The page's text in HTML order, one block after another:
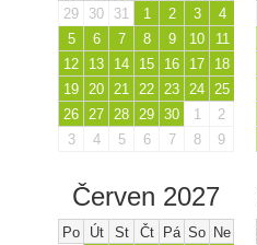
29
30 31 1 2 3
4
5
6 7 8 9 10
11
12
13 14 15 16 17
18
19 20 21 22 23 24 25
26 27 28 29 30 1
2
3
4 5 6 7 8 9
Červen 2027
Po Út St Čt Pá So Ne